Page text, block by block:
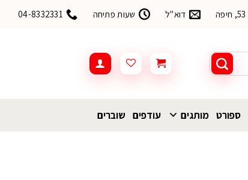
דוא"ל שעות פתיחה 04-8332331
ספורט מותגים עודפים שוברים